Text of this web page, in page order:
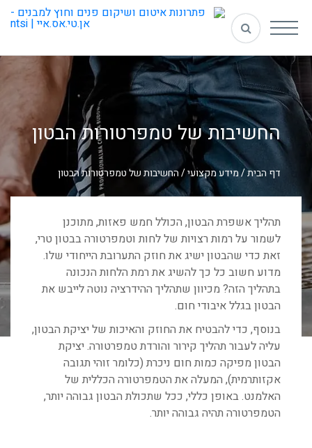
החשיבות של טמפרטורות הבטון
דף הבית/מידע מקצועי/החשיבות של טמפרטורות הבטון
תהליך אשפרת הבטון, הכולל חמש פאזות, מתוכנן
לשמור על רמות רצויות של לחות וטמפרטורה בבטון טרי,
זאת כדי שהבטון ישיג את חוזק התערובת הייחודי שלו.
מדוע חשוב כל כך להשיג את רמת הלחות הנכונה
בתהליך הזה? מכיוון שתהליך ההידרציה נוטה לייבש את
הבטון בגלל איבודי חום.
בנוסף, כדי להבטיח את החוזק והאיכות של יציקת הבטון,
עליה לעבור תהליך קירור והורדת טמפרטורה. יציקת
הבטון מפיקה כמות חום ניכרת (כלומר זוהי תגובה
אקזותרמית), המעלה את הטמפרטורה הכללית של
האלמנט. באופן כללי, ככל שתכולת הבטון גבוהה יותר,
הטמפרטורה תהיה גבוהה יותר.